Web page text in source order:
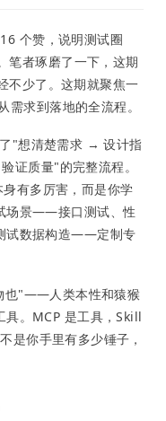
个赞，说明测试圈
笔者琢磨了一下，这期
少了。这期就聚焦一
求到落地的全流程。
"想清楚需求 → 设计指
质量"的完整流程。
有多厉害，而是你学
场景——接口测试、性
试数据构造——定制专
"——人类本性和猿猴
具。MCP 是工具，Skill
是你手里有多少锤子，